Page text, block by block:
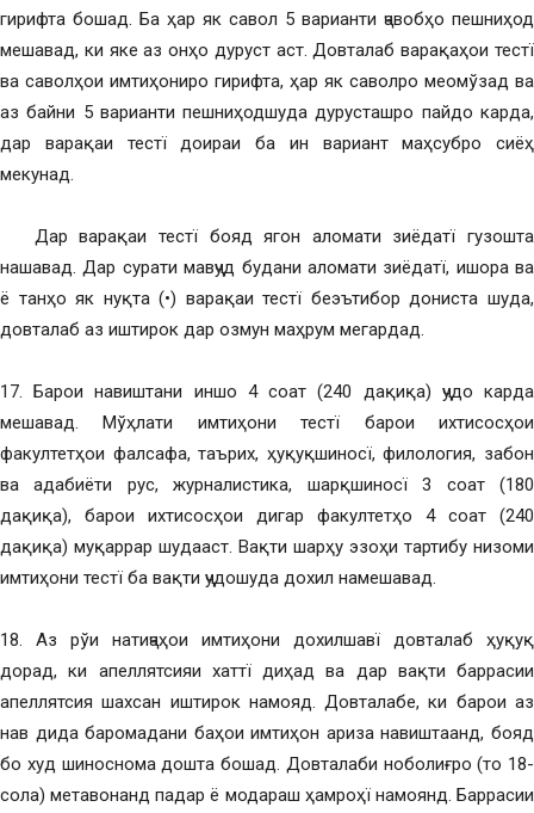
гирифта бошад. Ба ҳар як савол 5 варианти ҷавобҳо пешниҳод
мешавад, ки яке аз онҳо дуруст аст. Довталаб варақаҳои тестї
ва саволҳои имтиҳониро гирифта, ҳар як саволро меомўзад ва
аз байни 5 варианти пешниҳодшуда дурусташро пайдо карда,
дар варақаи тестї доираи ба ин вариант маҳсубро сиёҳ
мекунад.
Дар варақаи тестї бояд ягон аломати зиёдатї гузошта
нашавад. Дар сурати мавҷуд будани аломати зиёдатї, ишора ва
ё танҳо як нуқта (•) варақаи тестї беэътибор дониста шуда,
довталаб аз иштирок дар озмун маҳрум мегардад.
17. Барои навиштани иншо 4 соат (240 дақиқа) ҷудо карда
мешавад. Мўҳлати имтиҳони тестї барои ихтисосҳои
факултетҳои фалсафа, таърих, ҳуқуқшиносї, филология, забон
ва адабиёти рус, журналистика, шарқшиносї 3 соат (180
дақиқа), барои ихтисосҳои дигар факултетҳо 4 соат (240
дақиқа) муқаррар шудааст. Вақти шарҳу эзоҳи тартибу низоми
имтиҳони тестї ба вақти ҷудошуда дохил намешавад.
18. Аз рўи натиҷаҳои имтиҳони дохилшавї довталаб ҳуқуқ
дорад, ки апеллятсияи хаттї диҳад ва дар вақти баррасии
апеллятсия шахсан иштирок намояд. Довталабе, ки барои аз
нав дида баромадани баҳои имтиҳон ариза навиштаанд, бояд
бо худ шиноснома дошта бошад. Довталаби ноболиғро (то 18-
сола) метавонанд падар ё модараш ҳамроҳї намоянд. Баррасии